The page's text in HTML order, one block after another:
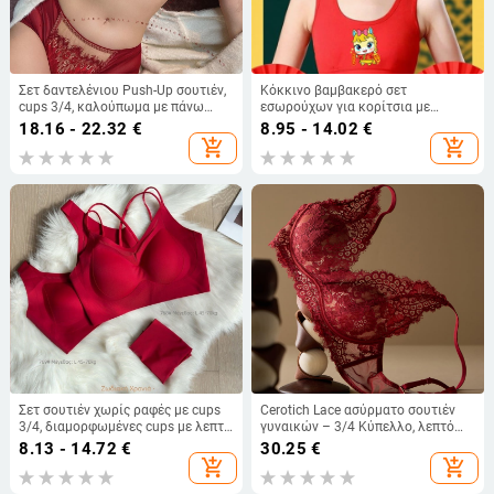
Σετ δαντελένιου Push-Up σουτιέν,
cups 3/4, καλούπωμα με πάνω
λεπτό και κάτω παχύτερο, μαλακό
ατσάλινο δαχτύλιο, σταθεροί
ιμάντες
18.16 - 22.32 €
add_shopping_cart
Κόκκινο βαμβακερό σετ
εσωρούχων για κορίτσια με
μπουστάκι τύπου γιλέκο
8.95 - 14.02 €
add_shopping_cart
Σετ σουτιέν χωρίς ραφές με cups
3/4, διαμορφωμένες cups με λεπτό
επάνω και παχύτερο κάτω, ύφασμα
νάιλον, σταθερές διπλές τιράντες,
στυλ χαμηλό πίσω
8.13 - 14.72 €
add_shopping_cart
Cerotich Lace ασύρματο σουτιέν
γυναικών – 3/4 Κύπελλο, λεπτό
διαμορφωμένο κύπελλο, γαλλικό
στυλ, δαντέλα, νάιλον/πολυαμίδιο
30.25 €
add_shopping_cart